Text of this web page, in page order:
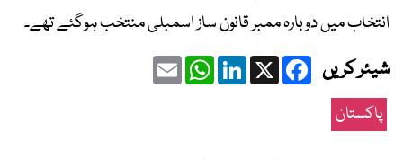
انتخاب میں دوبارہ ممبر قانون ساز اسمبلی منتخب ہوگئے تھے۔
شیئر کریں Facebook
X
LinkedIn
WhatsApp
Email
پاکستان